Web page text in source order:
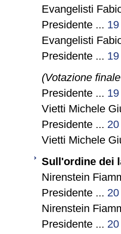
Evangelisti
Presidente ... 19
Evangelisti
Presidente ... 19
(Votazione
Presidente ... 19
Vietti Michele
Presidente ... 20
Vietti Michele
Sull'ordine dei
Nirenstein
Presidente ... 20
Nirenstein
Presidente ... 20